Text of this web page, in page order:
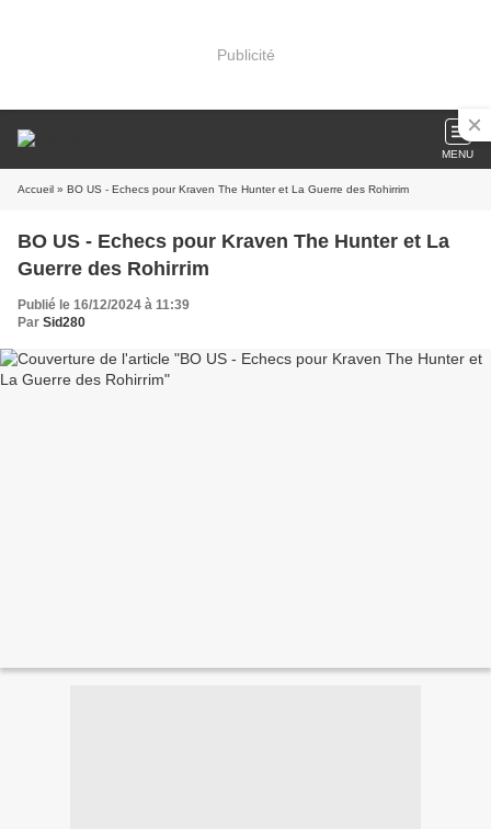
Publicité
MENU
Accueil » BO US - Echecs pour Kraven The Hunter et La Guerre des Rohirrim
BO US - Echecs pour Kraven The Hunter et La
Guerre des Rohirrim
Publié le 16/12/2024 à 11:39
Par Sid280